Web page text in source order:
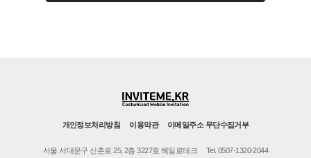
개인정보처리방침 이용약관 이메일주소 무단수집거부
서울 서대문구 신촌로 25, 2층 3227호 헤일로테크
Tel. 0507-1320-2044